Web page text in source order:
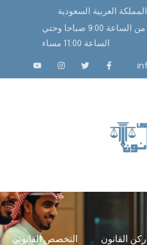
المملكة العربية السعودية
أوقات الدوام من الساعة 9:00 صباحا وحتي
الساعة 11:00 مساء
ركن القانون التخصص القانوني